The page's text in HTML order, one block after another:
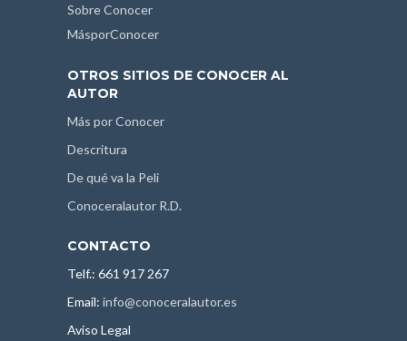
Sobre Conocer
MásporConocer
OTROS SITIOS DE CONOCER AL
AUTOR
Más por Conocer
Descritura
De qué va la Peli
Conoceralautor R.D.
CONTACTO
Telf.: 661 917 267
Email: info@conoceralautor.es
Aviso Legal